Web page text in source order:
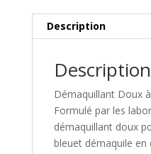
Description
Description
Démaquillant Doux
Formulé par les
démaquillant doux
bleuet démaquile en